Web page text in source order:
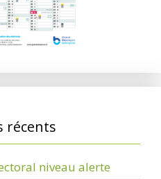
récents
niveau alerte